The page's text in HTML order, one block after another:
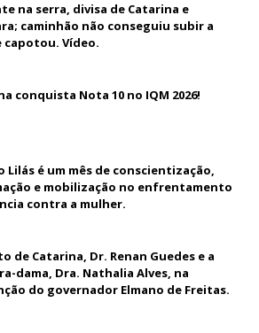
na serra, divisa de Catarina e
caminhão não conseguiu subir a
capotou. Vídeo.
conquista Nota 10 no IQM 2026!
Lilás é um mês de conscientização,
e mobilização no enfrentamento
contra a mulher.
de Catarina, Dr. Renan Guedes e a
dama, Dra. Nathalia Alves, na
do governador Elmano de Freitas.